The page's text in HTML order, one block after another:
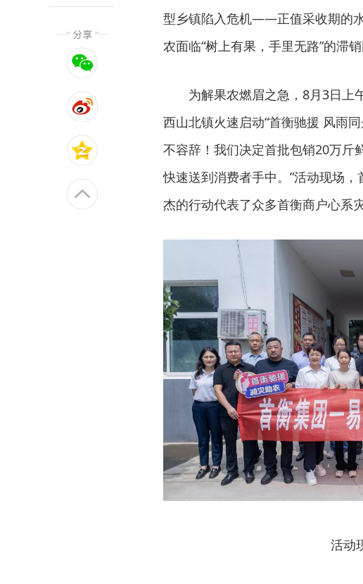
型乡镇陷入危机——正值采收期的
农面临“树上有果，手里无路”的滞销
为解果农燃眉之急，8月3日上
西山北镇火速启动“首衡驰援 风雨
不容辞！我们决定首批包销20万斤
快速送到消费者手中。”活动现场
杰的行动代表了众多首衡商户心系
活动